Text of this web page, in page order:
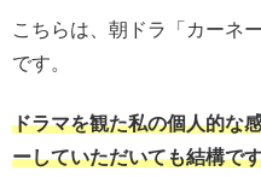
こちらは、朝ドラ「カーネ
です。
ドラマを観た私の個人的な
ーしていただいても結構で